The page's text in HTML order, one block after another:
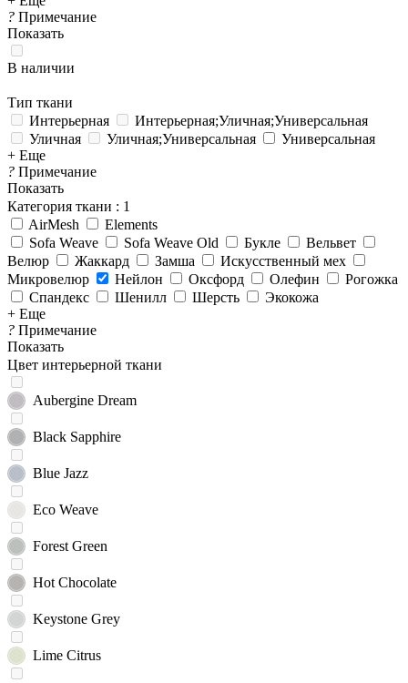
? Примечание
Показать
В наличии
Тип ткани
Интерьерная
Интерьерная;Уличная;Универсальная
Уличная
Уличная;Универсальная
Универсальная
+ Еще
? Примечание
Показать
Категория ткани : 1
AirMesh
Elements
Sofa Weave
Sofa Weave Old Букле
Вельвет
Велюр
Жаккард Замша
Искусственный мех
Микровелюр
Нейлон Оксфорд Олефин
Рогожка
Спандекс
Шенилл Шерсть
Экокожа
+ Еще
? Примечание
Показать
Цвет интерьерной ткани
Aubergine Dream
Black Sapphire
Blue Jazz
Eco Weave
Forest Green
Hot Chocolate
Keystone Grey
Lime Citrus